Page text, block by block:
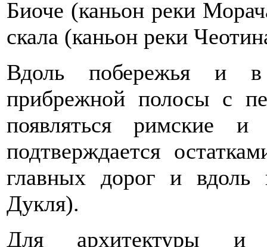
Биоче (каньон реки
скала (каньон реки
Вдоль побережья и в
прибрежной полосы с
появляться римские и
подтверждается
главных дорог и вдоль
Дукля).
Для архитектуры и